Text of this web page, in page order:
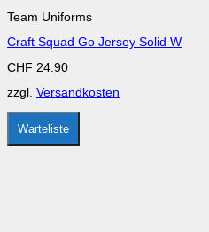
weist
Varianten
Die
können
auf
der
Produktseite
gewählt
Team Uniforms
Craft Squad Go Jersey Solid W
CHF 24.90
zzgl. Versandkosten
Warteliste